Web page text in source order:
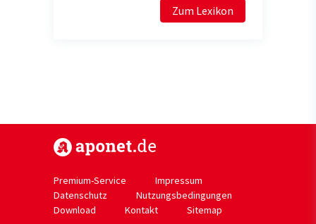
Zum Lexikon
Premium-Service
Impressum
Datenschutz
Nutzungsbedingungen
Download
Kontakt Sitemap